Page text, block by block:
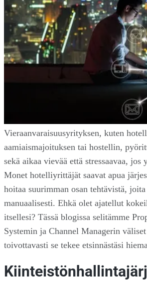
Vieraanvaraisuusyrityksen, kuten
aamiaismajoituksen tai hostellin,
sekä aikaa vievää että stressaavaa, jos
Monet hotelliyrittäjät saavat apua
hoitaa suurimman osan tehtävistä,
manuaalisesti. Ehkä olet ajatellut
itsellesi? Tässä blogissa selitämme
Systemin ja Channel Managerin
toivottavasti se tekee etsinnästäsi